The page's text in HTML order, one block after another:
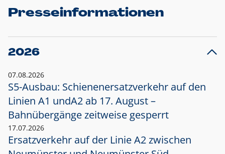
Presseinformationen
2026
07.08.2026
S5-Ausbau: Schienenersatzverkehr auf den
Linien A1 undA2 ab 17. August –
Bahnübergänge zeitweise gesperrt
17.07.2026
Ersatzverkehr auf der Linie A2 zwischen